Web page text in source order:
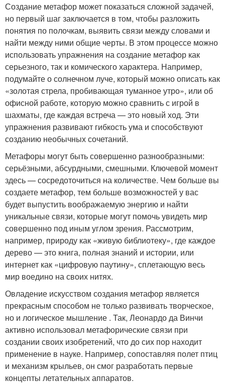
Создание метафор может показаться сложной задачей,
но первый шаг заключается в том, чтобы разложить
понятия по полочкам, выявить связи между словами и
найти между ними общие черты. В этом процессе можно
использовать упражнения на создание метафор как
серьезного, так и комического характера. Например,
подумайте о солнечном луче, который можно описать как
«золотая стрела, пробивающая туманное утро», или об
офисной работе, которую можно сравнить с игрой в
шахматы, где каждая встреча — это новый ход. Эти
упражнения развивают гибкость ума и способствуют
созданию необычных сочетаний.
Метафоры могут быть совершенно разнообразными:
серьёзными, абсурдными, смешными. Ключевой момент
здесь — сосредоточиться на количестве. Чем больше вы
создаете метафор, тем больше возможностей у вас
будет выпустить воображаемую энергию и найти
уникальные связи, которые могут помочь увидеть мир
совершенно под иным углом зрения. Рассмотрим,
например, природу как «живую библиотеку», где каждое
дерево — это книга, полная знаний и истории, или
интернет как «цифровую паутину», сплетающую весь
мир воедино на своих нитях.
Овладение искусством создания метафор является
прекрасным способом не только развивать творческое,
но и логическое мышление . Так, Леонардо да Винчи
активно использовал метафорические связи при
создании своих изобретений, что до сих пор находит
применение в науке. Например, сопоставляя полет птиц
и механизм крыльев, он смог разработать первые
концепты летательных аппаратов.